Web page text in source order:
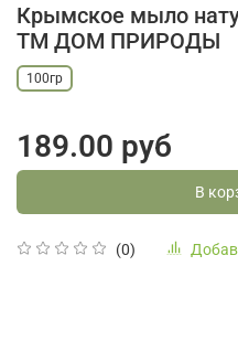
Крымское мыло
ТМ ДОМ ПРИРОДЫ
(0)
100гр
189.00 руб
В